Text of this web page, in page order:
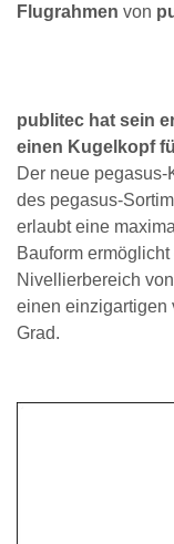
Flugrahmen von
publitec hat sein
einen Kugelkopf
Der neue
des pegasus-
erlaubt eine
Bauform
Nivellierbereich
einen einzigartigen
Grad.